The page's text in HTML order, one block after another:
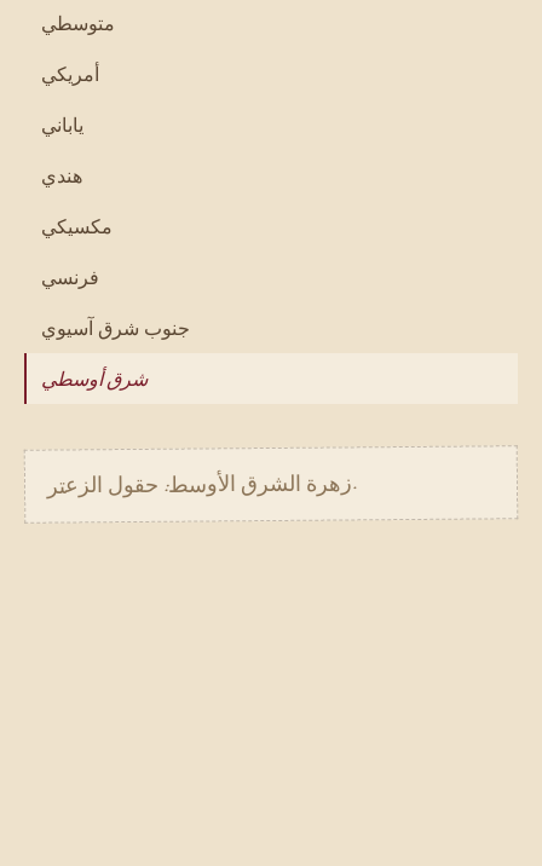
متوسطي
أمريكي
ياباني
هندي
مكسيكي
فرنسي
جنوب شرق آسيوي
شرق أوسطي
زهرة الشرق الأوسط: حقول الزعتر.